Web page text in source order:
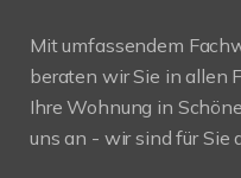
Mit umfassendem
beraten wir Sie in allen
Ihre Wohnung in
uns an - wir sind für Sie